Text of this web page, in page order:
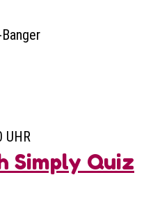
UHR
Simply Quiz